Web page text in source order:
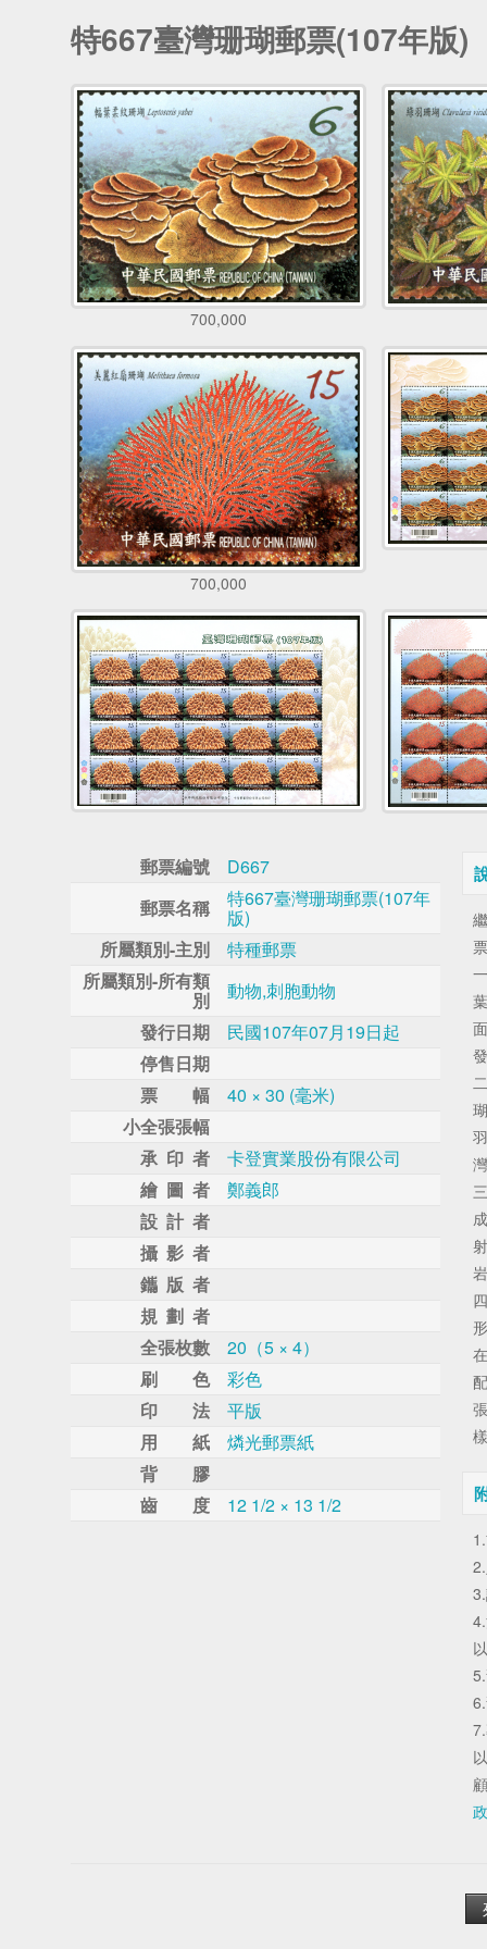
特667臺灣珊瑚郵票(107年版)
700,000
700,000
郵票編號
D667
郵票名稱
特667臺灣珊瑚郵票(107年
版)
所屬類別-主別
特種郵票
所屬類別-所有類
別
動物,刺胞動物
發行日期
民國107年07月19日起
停售日期
票 幅
40 × 30 (毫米)
小全張張幅
承 印 者
卡登實業股份有限公司
繪 圖 者
鄭義郎
設 計 者
攝 影 者
鑴 版 者
規 劃 者
全張枚數
20（5 × 4）
刷 色
彩色
印 法
平版
用 紙
燐光郵票紙
背 膠
齒 度
12 1/2 × 13 1/2